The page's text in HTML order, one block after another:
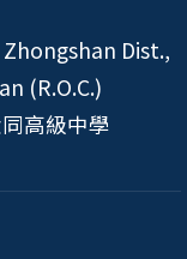
Dist.,
(R.O.C.)
高級中學